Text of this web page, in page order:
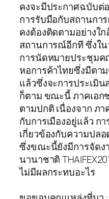
คงจะมีประกาศฉบับต่
การรับมือกับสถานกา
คงต้องติดตามอย่างใ
สถานการณ์อีกที ซึ่งใ
การนัดหมายประชุมค
หอการค้าไทยซึ่งมีตา
แล้วซึ่งจะการประเมิ
ก็ตาม ขณะนี้ ภาคเอก
ตามปกติ เนื่องจาก ภา
กับการเมืองอยู่แล้ว ก
เกี่ยวข้องกับความปล
ซึ่งขณะนี้ยังมีการจัดง
นานาชาติ
ไม่มีผลกระทบอะไร